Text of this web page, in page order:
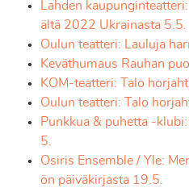
Lahden
ältä 2022 Ukrainasta 5.5.
Oulun teatteri: Lauluja
Keväthumaus Rauhan
KOM-teatteri: Talo
Oulun teatteri: Talo
Punkkua & puhetta -
5.
Osiris Ensemble / Yle:
ön päiväkirjasta 19.5.